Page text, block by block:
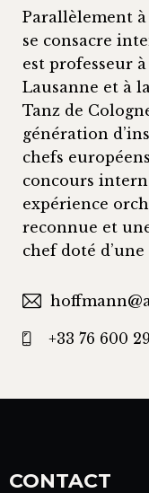
Parallèlement
se consacre
est professeur
Lausanne et à
Tanz de
génération
chefs
concours
expérience
reconnue et
chef doté
+33 76 600
CONTACT